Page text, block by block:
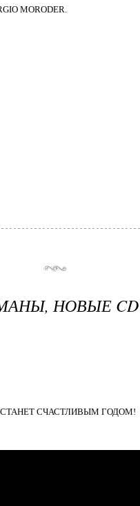
MORODER.
НОВЫЕ CD
СЧАСТЛИВЫМ ГОДОМ!